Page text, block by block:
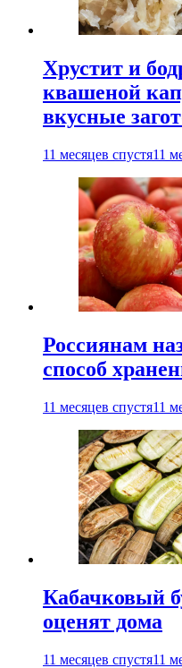
Хрустит и
квашеной
вкусные
11 месяцев спустя11
Россиянам
способ
11 месяцев спустя11
Кабачковый
оценят дома
11 месяцев спустя11